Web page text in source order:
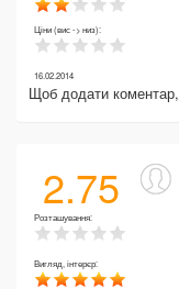
Ціни (вис -> низ):
16.02.2014
Щоб додати коментар,
2.75
Розташування:
Вигляд, інтерєр: